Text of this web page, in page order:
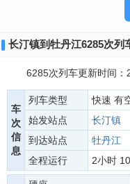
长汀镇到牡丹江6285次列
6285次列车更新时间
车
次
信
息
列车类型 快速 有
始发站点
长汀镇
到达站点
牡丹江
全程运行
2小时